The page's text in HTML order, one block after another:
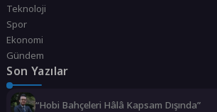
Teknoloji
Spor
Ekonomi
Gündem
Son Yazılar
“Hobi Bahçeleri Hâlâ Kapsam Dışında”